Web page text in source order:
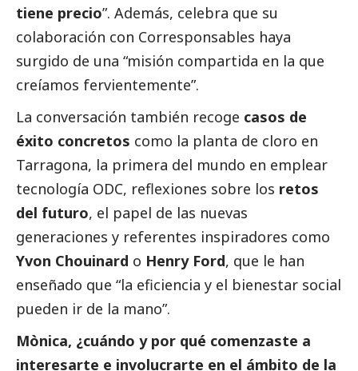
tiene precio”. Además, celebra que su
colaboración con Corresponsables haya
surgido de una “misión compartida en la que
creíamos fervientemente”.
La conversación también recoge casos de
éxito concretos como la planta de cloro en
Tarragona, la primera del mundo en emplear
tecnología ODC, reflexiones sobre los retos
del futuro, el papel de las nuevas
generaciones y referentes inspiradores como
Yvon Chouinard o Henry Ford, que le han
enseñado que “la eficiencia y el bienestar social
pueden ir de la mano”.
Mònica, ¿cuándo y por qué comenzaste a
interesarte e involucrarte en el ámbito de la